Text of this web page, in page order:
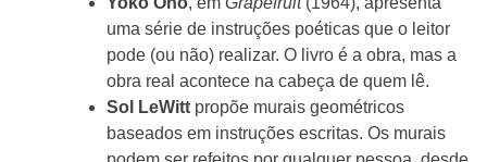
uma série de instruções poéticas que o leitor
pode (ou não) realizar. O livro é a obra, mas a
obra real acontece na cabeça de quem lê.
Sol LeWitt propõe murais geométricos
baseados em instruções escritas. Os murais